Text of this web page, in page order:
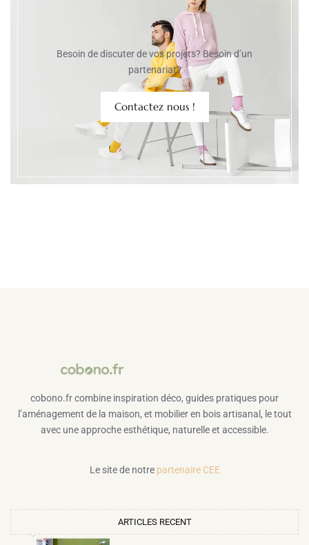
Besoin de discuter de vos projets? Besoin d’un
partenariat?
Contactez nous !
cobono.fr combine inspiration déco, guides pratiques pour
l’aménagement de la maison, et mobilier en bois artisanal, le tout
avec une approche esthétique, naturelle et accessible.
Le site de notre partenaire CEE
ARTICLES RECENT